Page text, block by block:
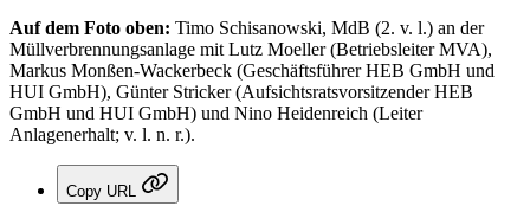
Auf dem Foto oben: Timo Schisanowski, MdB (2. v. l.) an der
Müllverbrennungsanlage mit Lutz Moeller (Betriebsleiter MVA),
Markus Monßen-Wackerbeck (Geschäftsführer HEB GmbH und
HUI GmbH), Günter Stricker (Aufsichtsratsvorsitzender HEB
GmbH und HUI GmbH) und Nino Heidenreich (Leiter
Anlagenerhalt; v. l. n. r.).
Copy URL